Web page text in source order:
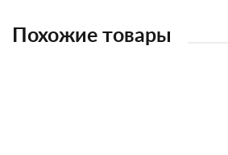
Похожие товары